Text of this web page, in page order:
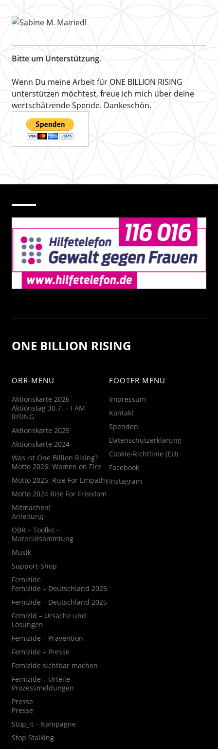
Bitte um Unterstützung.
Wenn Du meine Arbeit für ONE BILLION RISING
unterstützen möchtest, freue ich mich über deine
wertschätzende Spende. Dankeschön.
ONE BILLION RISING
OBR-MENU
Aktionskarte 2026
Aktionstag 30.7. – I AM
RISING
Aktionskarte 2025
Aktionskarte 2024
Was ist One Billion Rising?
Motto 2026: Women on Fire
Motto 2025: Rise For Empathy
Motto 2024 Rise For Freedom
Mitmachen!
Anleitung
OBR – Toolkit –
Materialsammlung
Musik
Support-Shop
Femizide
Femizide – Deutschland 2026
Femizide – Deutschland 2025
Femizid – Ursache und
Lösungen
Femizide – Prävention
Femizide – Presse
Femizide sichtbar machen
Femizide – Urteile –
Prozessmeldungen
Presse
Presse
Stop_it – Kampagne
Stop Stalking
FOOTER MENU
Impressum
Kontakt
Spenden
Datenschutzerklärung
Cookie-Richtlinie (EU)
Facebook
Instagram